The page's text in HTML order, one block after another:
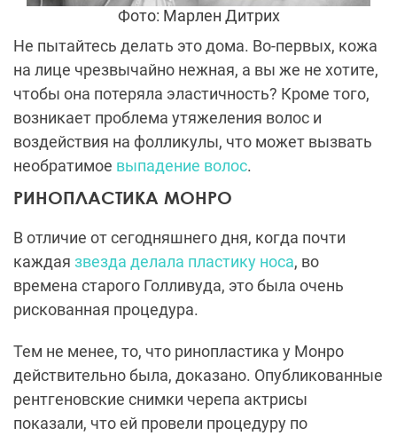
Фото: Марлен Дитрих
Не пытайтесь делать это дома. Во-первых, кожа
на лице чрезвычайно нежная, а вы же не хотите,
чтобы она потеряла эластичность? Кроме того,
возникает проблема утяжеления волос и
воздействия на фолликулы, что может вызвать
необратимое выпадение волос.
РИНОПЛАСТИКА МОНРО
В отличие от сегодняшнего дня, когда почти
каждая звезда делала пластику носа, во
времена старого Голливуда, это была очень
рискованная процедура.
Тем не менее, то, что ринопластика у Монро
действительно была, доказано. Опубликованные
рентгеновские снимки черепа актрисы
показали, что ей провели процедуру по